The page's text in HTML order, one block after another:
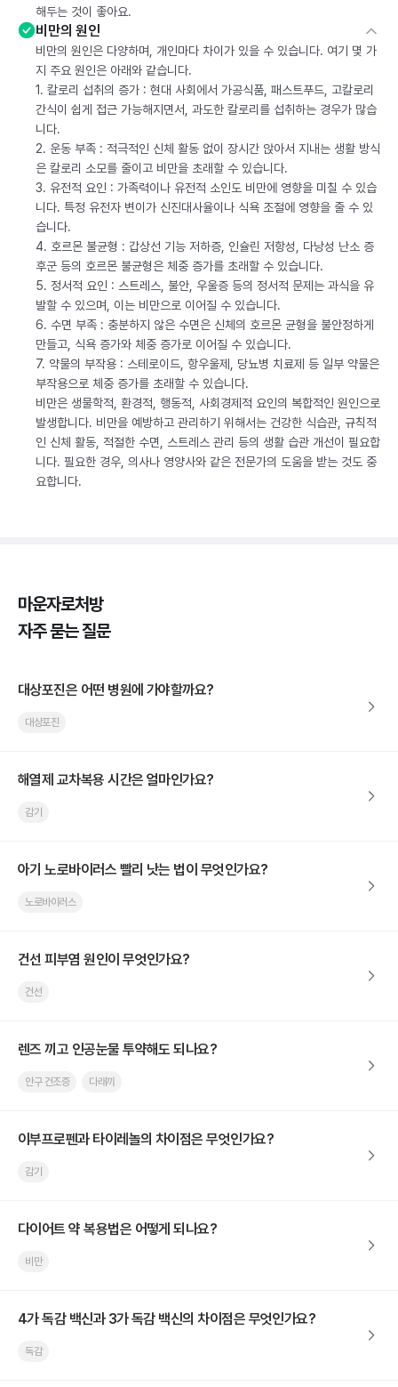
해두는 것이 좋아요.
비만의 원인
비만의 원인은 다양하며, 개인마다 차이가 있을 수 있습니다. 여기 몇 가
지 주요 원인은 아래와 같습니다.
1. 칼로리 섭취의 증가 : 현대 사회에서 가공식품, 패스트푸드, 고칼로리
간식이 쉽게 접근 가능해지면서, 과도한 칼로리를 섭취하는 경우가 많습
니다.
2. 운동 부족 : 적극적인 신체 활동 없이 장시간 앉아서 지내는 생활 방식
은 칼로리 소모를 줄이고 비만을 초래할 수 있습니다.
3. 유전적 요인 : 가족력이나 유전적 소인도 비만에 영향을 미칠 수 있습
니다. 특정 유전자 변이가 신진대사율이나 식욕 조절에 영향을 줄 수 있
습니다.
4. 호르몬 불균형 : 갑상선 기능 저하증, 인슐린 저항성, 다낭성 난소 증
후군 등의 호르몬 불균형은 체중 증가를 초래할 수 있습니다.
5. 정서적 요인 : 스트레스, 불안, 우울증 등의 정서적 문제는 과식을 유
발할 수 있으며, 이는 비만으로 이어질 수 있습니다.
6. 수면 부족 : 충분하지 않은 수면은 신체의 호르몬 균형을 불안정하게
만들고, 식욕 증가와 체중 증가로 이어질 수 있습니다.
7. 약물의 부작용 : 스테로이드, 항우울제, 당뇨병 치료제 등 일부 약물은
부작용으로 체중 증가를 초래할 수 있습니다.
비만은 생물학적, 환경적, 행동적, 사회경제적 요인의 복합적인 원인으로
발생합니다. 비만을 예방하고 관리하기 위해서는 건강한 식습관, 규칙적
인 신체 활동, 적절한 수면, 스트레스 관리 등의 생활 습관 개선이 필요합
니다. 필요한 경우, 의사나 영양사와 같은 전문가의 도움을 받는 것도 중
요합니다.
마운자로처방
자주 묻는 질문
대상포진은 어떤 병원에 가야할까요?
대상포진
해열제 교차복용 시간은 얼마인가요?
감기
아기 노로바이러스 빨리 낫는 법이 무엇인가요?
노로바이러스
건선 피부염 원인이 무엇인가요?
건선
렌즈 끼고 인공눈물 투약해도 되나요?
안구 건조증 다래끼
이부프로펜과 타이레놀의 차이점은 무엇인가요?
감기
다이어트 약 복용법은 어떻게 되나요?
비만
4가 독감 백신과 3가 독감 백신의 차이점은 무엇인가요?
독감